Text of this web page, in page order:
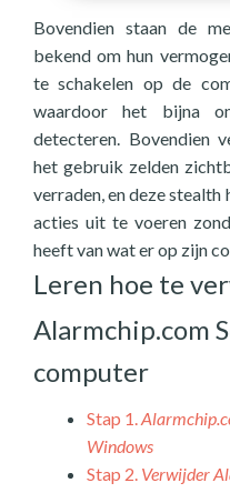
Bovendien staan de
bekend om hun
te schakelen op de
waardoor het bijna
detecteren. Bovendien
het gebruik zelden
verraden, en deze stealth
acties uit te voeren
heeft van wat er op zijn
Leren hoe te
Alarmchip.com
computer
Stap 1.
Windows
Stap 2. Verwijder